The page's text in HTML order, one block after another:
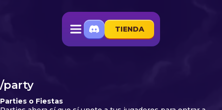
TIENDA
/party
Parties o Fiestas